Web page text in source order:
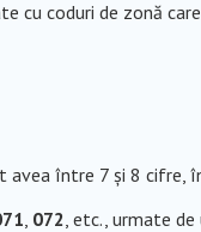
cu coduri de zonă
între 7 și 8 cifre,
, 072, etc., urmate de